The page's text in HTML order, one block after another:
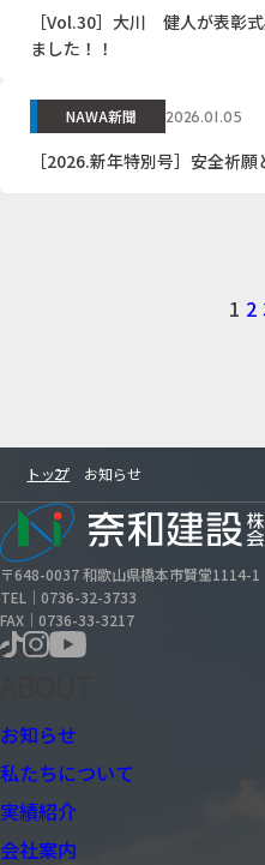
［Vol.30］大川 健人が表彰
ました！！
NAWA新聞 2026.01.05
［2026.新年特別号］安全祈
1 2
トップ お知らせ
〒648-0037 和歌山県橋本市賢堂1114-1
TEL｜0736-32-3733
FAX｜0736-33-3217
お知らせ
私たちについて
実績紹介
会社案内